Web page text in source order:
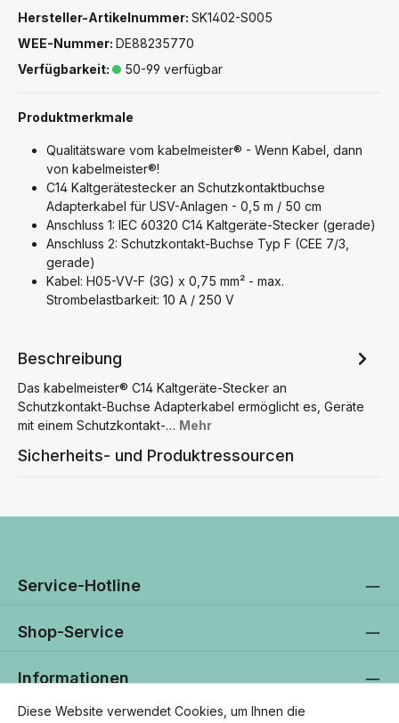
Hersteller-Artikelnummer: SK1402-S005
WEE-Nummer: DE88235770
Verfügbarkeit:
50-99 verfügbar
Produktmerkmale
Qualitätsware vom kabelmeister® - Wenn Kabel, dann
von kabelmeister®!
C14 Kaltgerätestecker an Schutzkontaktbuchse
Adapterkabel für USV-Anlagen - 0,5 m / 50 cm
Anschluss 1: IEC 60320 C14 Kaltgeräte-Stecker (gerade)
Anschluss 2: Schutzkontakt-Buchse Typ F (CEE 7/3,
gerade)
Kabel: H05-VV-F (3G) x 0,75 mm² - max.
Strombelastbarkeit: 10 A / 250 V
Beschreibung
Das kabelmeister® C14 Kaltgeräte-Stecker an
Schutzkontakt-Buchse Adapterkabel ermöglicht es, Geräte
mit einem Schutzkontakt-… Mehr
Sicherheits- und Produktressourcen
Service-Hotline
Shop-Service
Informationen
Diese Website verwendet Cookies, um Ihnen die